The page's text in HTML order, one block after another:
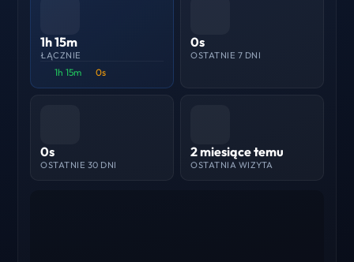
1h 15m
ŁĄCZNIE
1h 15m 0s
0s
OSTATNIE 7 DNI
0s
OSTATNIE 30 DNI
2 miesiące temu
OSTATNIA WIZYTA